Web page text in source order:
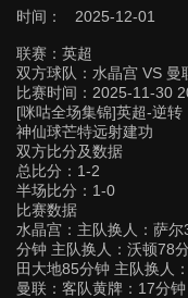
时间： 2025-12-01
联赛： 英超
双方球队： 水晶宫 VS 曼
比赛时间： 2025-11-30
[咪咕全场集锦]英超-逆
神仙球芒特远射建功
双方比分及数据
总比分：1-2
半场比分：1-0
比赛数据
水晶宫：主队换人：萨
分钟 主队换人：沃顿78
田大地85分钟 主队换人
曼联：客队黄牌：17分